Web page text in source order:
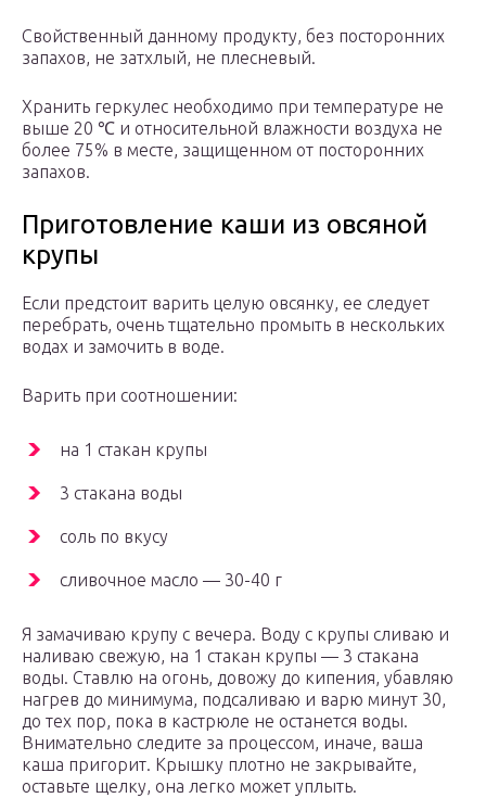
Свойственный данному продукту, без посторонних
запахов, не затхлый, не плесневый.
Хранить геркулес необходимо при температуре не
выше 20 ℃ и относительной влажности воздуха не
более 75% в месте, защищенном от посторонних
запахов.
Приготовление каши из овсяной
крупы
Если предстоит варить целую овсянку, ее следует
перебрать, очень тщательно промыть в нескольких
водах и замочить в воде.
Варить при соотношении:
на 1 стакан крупы
3 стакана воды
соль по вкусу
сливочное масло — 30-40 г
Я замачиваю крупу с вечера. Воду с крупы сливаю и
наливаю свежую, на 1 стакан крупы — 3 стакана
воды. Ставлю на огонь, довожу до кипения, убавляю
нагрев до минимума, подсаливаю и варю минут 30,
до тех пор, пока в кастрюле не останется воды.
Внимательно следите за процессом, иначе, ваша
каша пригорит. Крышку плотно не закрывайте,
оставьте щелку, она легко может уплыть.